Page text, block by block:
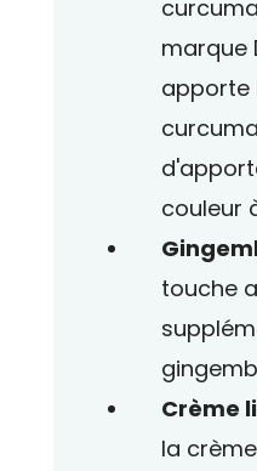
marque
apporte
couleur
touche
Crème
la